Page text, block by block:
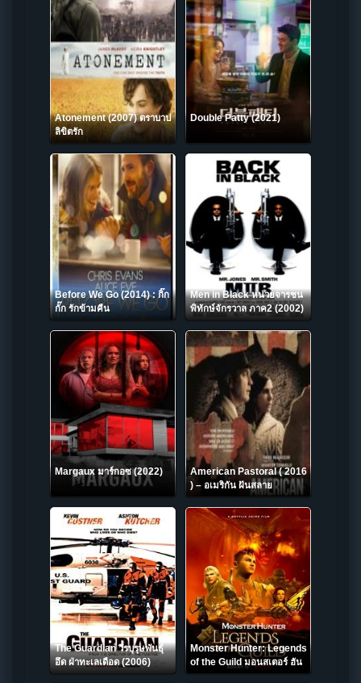
Atonement (2007) ตราบาป
ลิขิตรัก
Double Patty (2021)
Before We Go (2014) : กิ๊ก
กั๊ก รักข้ามคืน
Men in Black หน่วยจารชน
พิทักษ์จักรวาล ภาค2 (2002)
Margaux มาร์กอซ (2022)
American Pastoral ( 2016
) – อเมริกัน ฝันสลาย
The Guardian วีรบุรุษพันธุ์
อึด ฝ่าทะเลเดือด (2006)
Monster Hunter: Legends
of the Guild มอนสเตอร์ ฮัน
เตอร์: ตำนานสมาคมนักล่า